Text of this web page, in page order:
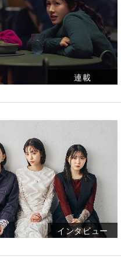
連載
インタビュー